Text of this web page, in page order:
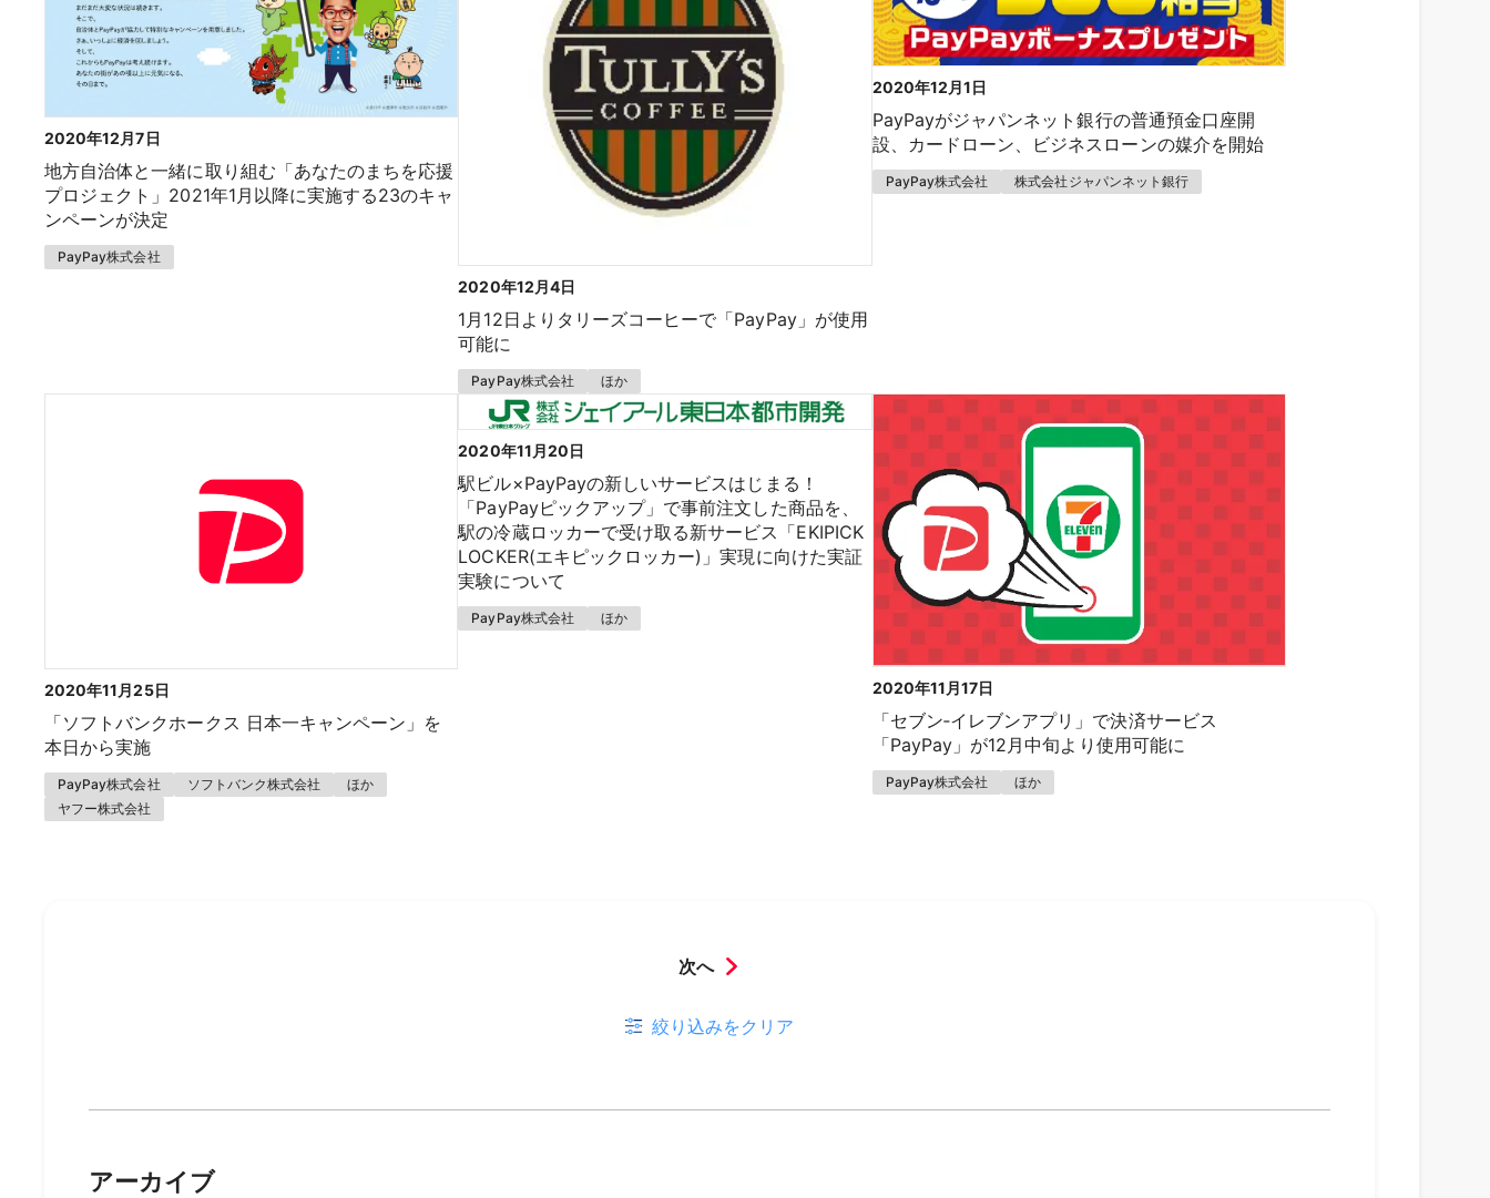
2020年12月7日
地方自治体と一緒に取り組む「あなたのまちを応援
プロジェクト」2021年1月以降に実施する23のキャ
ンペーンが決定
PayPay株式会社
2020年12月4日
1月12日よりタリーズコーヒーで「PayPay」が使用
可能に
PayPay株式会社 ほか
2020年12月1日
PayPayがジャパンネット銀行の普通預金口座開
設、カードローン、ビジネスローンの媒介を開始
PayPay株式会社 株式会社ジャパンネット銀行
2020年11月25日
「ソフトバンクホークス 日本一キャンペーン」を
本日から実施
PayPay株式会社 ソフトバンク株式会社
ほか
ヤフー株式会社
2020年11月20日
駅ビル×PayPayの新しいサービスはじまる！
「PayPayピックアップ」で事前注文した商品を、
駅の冷蔵ロッカーで受け取る新サービス「EKIPICK
LOCKER(エキピックロッカー)」実現に向けた実証
実験について
PayPay株式会社 ほか
2020年11月17日
「セブン‐イレブンアプリ」で決済サービス
「PayPay」が12月中旬より使用可能に
PayPay株式会社 ほか
次へ
絞り込みをクリア
アーカイブ